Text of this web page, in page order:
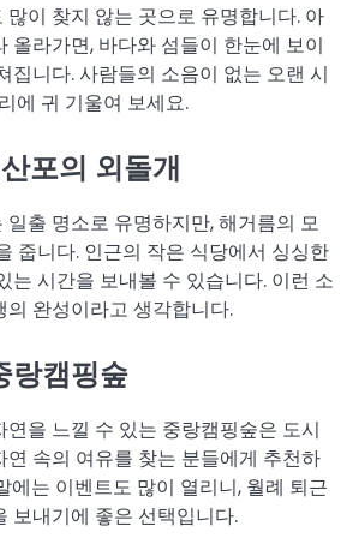
많이 찾지 않는 곳으로 유명합니다. 아
올라가면, 바다와 섬들이 한눈에 보이
집니다. 사람들의 소음이 없는 오랜 시
에 귀 기울여 보세요.
포의 외돌개
출 명소로 유명하지만, 해거름의 모
줍니다. 인근의 작은 식당에서 싱싱한
는 시간을 보내볼 수 있습니다. 이런 소
의 완성이라고 생각합니다.
랑캠핑숲
을 느낄 수 있는 중랑캠핑숲은 도시
연 속의 여유를 찾는 분들에게 추천하
에는 이벤트도 많이 열리니, 월례 퇴근
보내기에 좋은 선택입니다.